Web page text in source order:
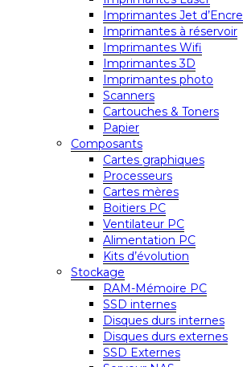
Imprimantes Jet d’Encre
Imprimantes à réservoir
Imprimantes Wifi
Imprimantes 3D
Imprimantes photo
Scanners
Cartouches & Toners
Papier
Composants
Cartes graphiques
Processeurs
Cartes mères
Boitiers PC
Ventilateur PC
Alimentation PC
Kits d’évolution
Stockage
RAM-Mémoire PC
SSD internes
Disques durs internes
Disques durs externes
SSD Externes